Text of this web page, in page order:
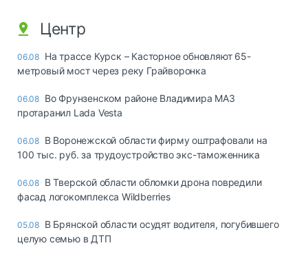
Центр
06.08 На трассе Курск – Касторное обновляют 65-
метровый мост через реку Грайворонка
06.08 Во Фрунзенском районе Владимира МАЗ
протаранил Lada Vesta
06.08 В Воронежской области фирму оштрафовали на
100 тыс. руб. за трудоустройство экс-таможенника
06.08 В Тверской области обломки дрона повредили
фасад логокомплекса Wildberries
05.08 В Брянской области осудят водителя, погубившего
целую семью в ДТП